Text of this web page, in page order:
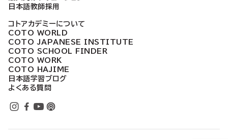
日本語教師採用
コトアカデミーについて
COTO WORLD
COTO JAPANESE INSTITUTE
COTO SCHOOL FINDER
COTO WORK
COTO HAJIME
日本語学習ブログ
よくある質問